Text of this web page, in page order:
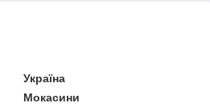
Україна
Мокасини